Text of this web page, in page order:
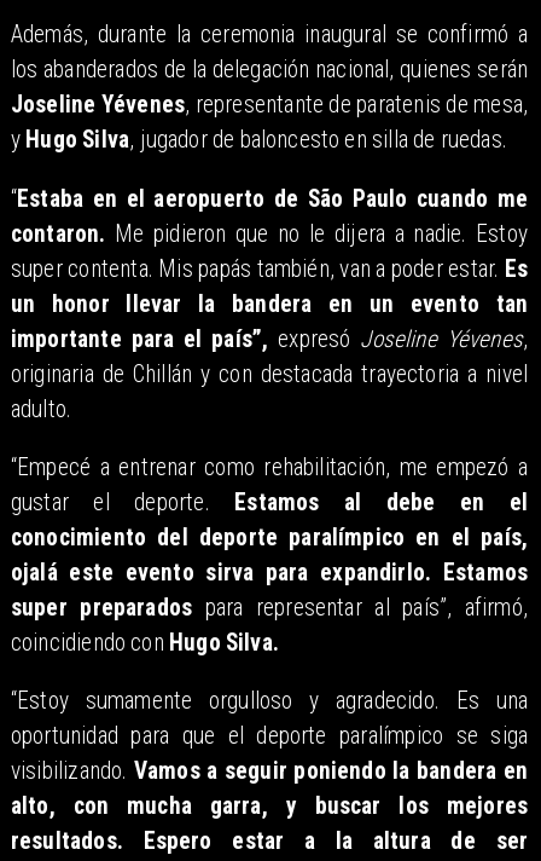
Además, durante la ceremonia inaugural se confirmó a
los abanderados de la delegación nacional, quienes serán
Joseline Yévenes, representante de paratenis de mesa,
y Hugo Silva, jugador de baloncesto en silla de ruedas.
“Estaba en el aeropuerto de São Paulo cuando me
contaron. Me pidieron que no le dijera a nadie. Estoy
super contenta. Mis papás también, van a poder estar. Es
un honor llevar la bandera en un evento tan
importante para el país”, expresó Joseline Yévenes,
originaria de Chillán y con destacada trayectoria a nivel
adulto.
“Empecé a entrenar como rehabilitación, me empezó a
gustar el deporte.
Estamos al debe en el
conocimiento del deporte paralímpico en el país,
ojalá este evento sirva para expandirlo. Estamos
super preparados para representar al país”, afirmó,
coincidiendo con Hugo Silva.
“Estoy sumamente orgulloso y agradecido. Es una
oportunidad para que el deporte paralímpico se siga
visibilizando. Vamos a seguir poniendo la bandera en
alto, con mucha garra, y buscar los mejores
resultados. Espero estar a la altura de ser